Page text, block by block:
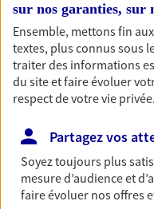
Garantie
Bricoleuse, féru de
accident du
Accident, protégez
revenus.
Découvrir l'offre
sur nos garanties, sur
Ensemble, mettons fin
textes, plus connus sous
traiter des informations
du site et faire évoluer
respect de votre vie privée.
Partagez vos
Soyez toujours plus
mesure d’audience et
faire évoluer nos offres